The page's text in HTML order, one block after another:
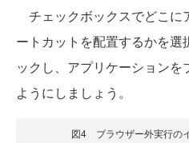
チェックボックスでどこに
ートカットを配置するかを選
ックし、アプリケーション
ようにしましょう。
図4 ブラウザー外実行の